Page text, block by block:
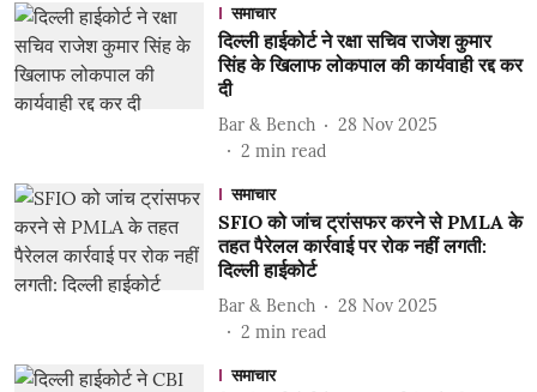
समाचार
दिल्ली हाईकोर्ट ने रक्षा सचिव राजेश कुमार
सिंह के खिलाफ लोकपाल की कार्यवाही रद्द कर
दी
Bar & Bench
28 Nov 2025
2 min read
समाचार
SFIO को जांच ट्रांसफर करने से PMLA के
तहत पैरेलल कार्रवाई पर रोक नहीं लगती:
दिल्ली हाईकोर्ट
Bar & Bench
28 Nov 2025
2 min read
समाचार